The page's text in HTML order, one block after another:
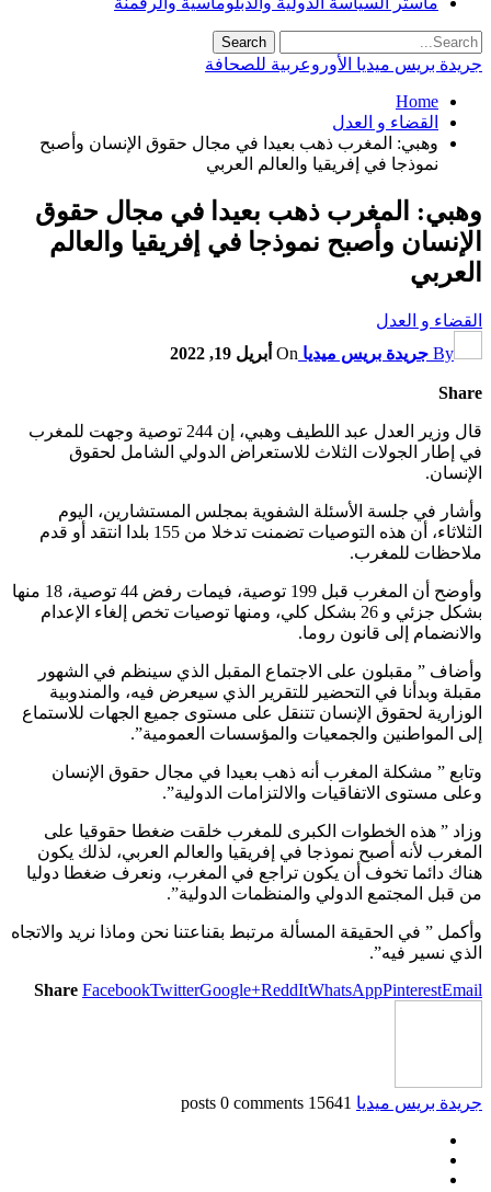
جريدة بريس ميديا الأوروعربية للصحافة
Home
القضاء و العدل
وهبي: المغرب ذهب بعيدا في مجال حقوق الإنسان وأصبح
نموذجا في إفريقيا والعالم العربي
وهبي: المغرب ذهب بعيدا في مجال حقوق
الإنسان وأصبح نموذجا في إفريقيا والعالم
العربي
القضاء و العدل
By جريدة بريس ميديا On أبريل 19, 2022
Share
قال وزير العدل عبد اللطيف وهبي، إن 244 توصية وجهت للمغرب
في إطار الجولات الثلاث للاستعراض الدولي الشامل لحقوق
الإنسان.
وأشار في جلسة الأسئلة الشفوية بمجلس المستشارين، اليوم
الثلاثاء، أن هذه التوصيات تضمنت تدخلا من 155 بلدا انتقد أو قدم
ملاحظات للمغرب.
وأوضح أن المغرب قبل 199 توصية، فيمات رفض 44 توصية، 18 منها
بشكل جزئي و 26 بشكل كلي، ومنها توصيات تخص إلغاء الإعدام
والانضمام إلى قانون روما.
وأضاف ” مقبلون على الاجتماع المقبل الذي سينظم في الشهور
مقبلة وبدأنا في التحضير للتقرير الذي سيعرض فيه، والمندوبية
الوزارية لحقوق الإنسان تتنقل على مستوى جميع الجهات للاستماع
إلى المواطنين والجمعيات والمؤسسات العمومية”.
وتابع ” مشكلة المغرب أنه ذهب بعيدا في مجال حقوق الإنسان
وعلى مستوى الاتفاقيات والالتزامات الدولية”.
وزاد ” هذه الخطوات الكبرى للمغرب خلقت ضغطا حقوقيا على
المغرب لأنه أصبح نموذجا في إفريقيا والعالم العربي، لذلك يكون
هناك دائما تخوف أن يكون تراجع في المغرب، ونعرف ضغطا دوليا
من قبل المجتمع الدولي والمنظمات الدولية”.
وأكمل ” في الحقيقة المسألة مرتبط بقناعتنا نحن وماذا نريد والاتجاه
الذي نسير فيه”.
Share FacebookTwitterGoogle+ReddItWhatsAppPinterestEmail
جريدة بريس ميديا 15641 posts
0 comments